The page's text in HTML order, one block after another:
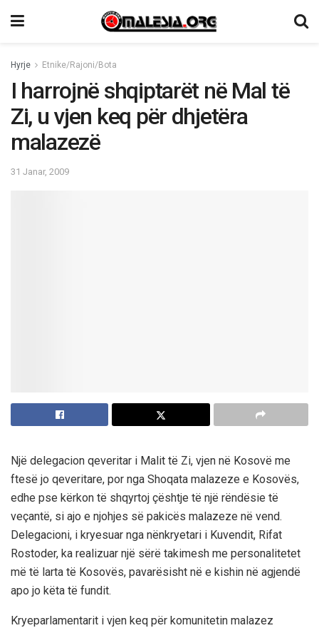
Hyrje Etnike/Rajoni/Bota
I harrojnë shqiptarët në Mal të
Zi, u vjen keq për dhjetëra
malazezë
31 Janar, 2009
Një delegacion qeveritar i Malit të Zi, vjen në Kosovë me
ftesë jo qeveritare, por nga Shoqata malazeze e Kosovës,
edhe pse kërkon të shqyrtoj çështje të një rëndësie të
veçantë, si ajo e njohjes së pakicës malazeze në vend.
Delegacioni, i kryesuar nga nënkryetari i Kuvendit, Rifat
Rostoder, ka realizuar një sërë takimesh me personalitetet
më të larta të Kosovës, pavarësisht në e kishin në agjendë
apo jo këta të fundit.
Kryeparlamentarit i vjen keq për komunitetin malazez